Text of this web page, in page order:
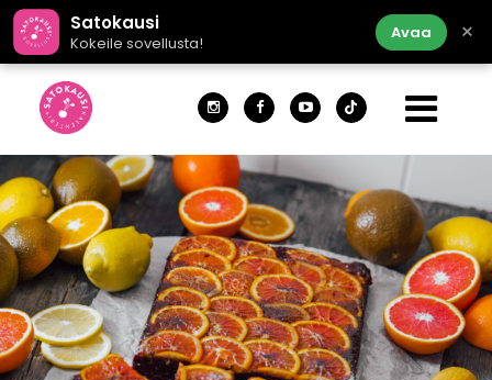
Satokausi
Kokeile sovellusta!
Avaa ×